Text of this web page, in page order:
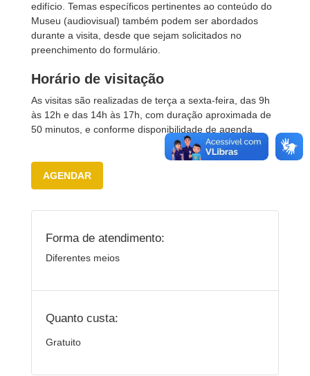
edifício. Temas específicos pertinentes ao conteúdo do
Museu (audiovisual) também podem ser abordados
durante a visita, desde que sejam solicitados no
preenchimento do formulário.
Horário de visitação
As visitas são realizadas de terça a sexta-feira, das 9h
às 12h e das 14h às 17h, com duração aproximada de
50 minutos, e conforme disponibilidade de agenda.
AGENDAR
Forma de atendimento:
Diferentes meios
Quanto custa:
Gratuito